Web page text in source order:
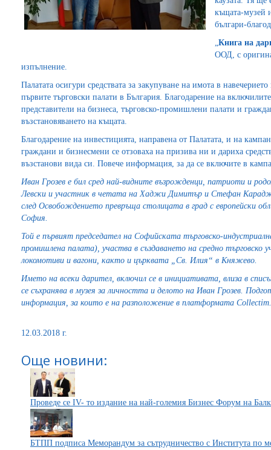
къщата-музей
българи-
„Книга на
ООД, с
изпълнение.
Палатата осигури средствата за закупуване на имота в
първите търговски палати в България. Благодарение на
представители на бизнеса, търговско-промишлени палати и
възстановяването на къщата.
Благодарение на инвестицията, направена от Палатата, и на
граждани и бизнесмени се отзоваха на призива ни и дариха
възстанови вида си. Повече информация, за да се включите в
Иван Грозев е бил сред най-видните възрожденци, патриоти и
Левски и участник в четата на Хаджи Димитър и Стефан
след Освобождението превръща столицата в град с европейски
София.
Той е първият председател на Софийската търговско-
промишлена палата), участва в създаването на средно
локомотиви и вагони, както и църквата „Св. Илия“ в Княжево.
Името на всеки дарител, включил се в инициативата, влиза в
се съхранява в музея за личността и делото на Иван Грозев.
информация, за които е на разположение в платформата Collectim.
12.03.2018 г.
Още новини:
Проведе се IV- то издание на най-големия Бизнес Форум на
БТПП подписа Меморандум за сътрудничество с Института по